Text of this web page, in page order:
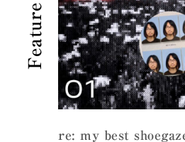
Feature
re: my best